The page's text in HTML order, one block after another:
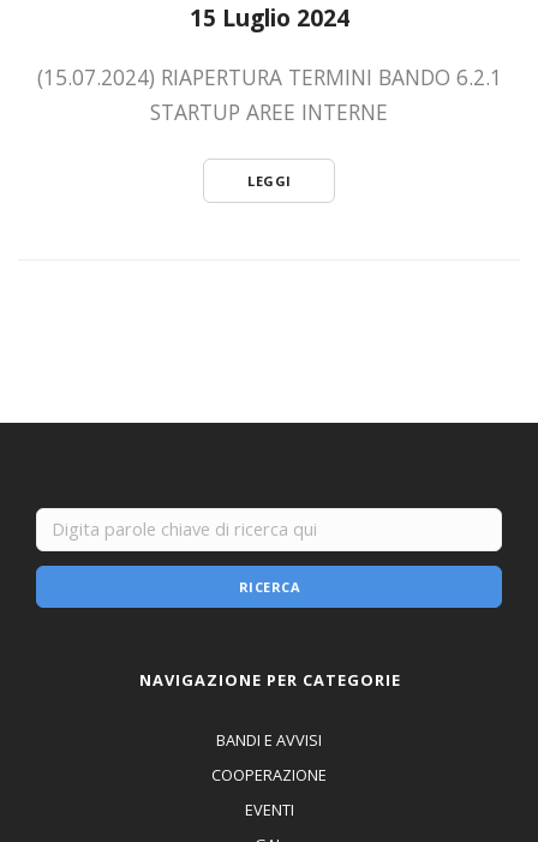
15 Luglio 2024
(15.07.2024) RIAPERTURA TERMINI BANDO 6.2.1
STARTUP AREE INTERNE
LEGGI
RICERCA
NAVIGAZIONE PER CATEGORIE
BANDI E AVVISI
COOPERAZIONE
EVENTI